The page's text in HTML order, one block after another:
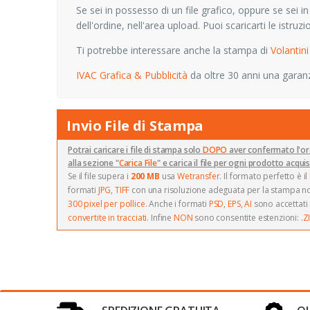
Se sei in possesso di un file grafico, oppure se sei
dell'ordine, nell'area upload. Puoi scaricarti le
Ti potrebbe interessare anche la stampa di Volantini
IVAC Grafica & Pubblicità da oltre 30 anni una
Invio File di Stampa
Potrai caricare i file di stampa solo DOPO aver confermato
alla sezione "Carica File" e carica il file per ogni prodotto
Se il file supera i 200 MB usaWetransfer. Il formato perfetto è il
formati JPG, TIFF con una risoluzione adeguata per la stampa
300 pixel per pollice. Anche i formati PSD, EPS,AI sono
convertite in tracciati. Infine NON sono consentite estenzioni: